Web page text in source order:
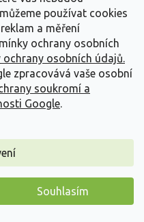
používat cookies
a měření
ochrany osobních
ochrany osobních údajů.
zpracovává vaše osobní
soukromí a
Google.
Souhlasím
- Phlox subulata
dárek